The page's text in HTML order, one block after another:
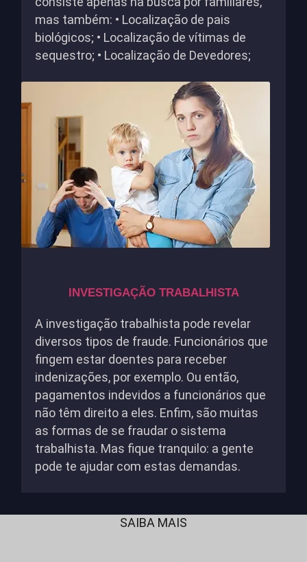
mas também: • Localização de pais
biológicos; • Localização de vítimas de
sequestro; • Localização de Devedores;
INVESTIGAÇÃO TRABALHISTA
A investigação trabalhista pode revelar
diversos tipos de fraude. Funcionários que
fingem estar doentes para receber
indenizações, por exemplo. Ou então,
pagamentos indevidos a funcionários que
não têm direito a eles. Enfim, são muitas
as formas de se fraudar o sistema
trabalhista. Mas fique tranquilo: a gente
pode te ajudar com estas demandas.
SAIBA MAIS